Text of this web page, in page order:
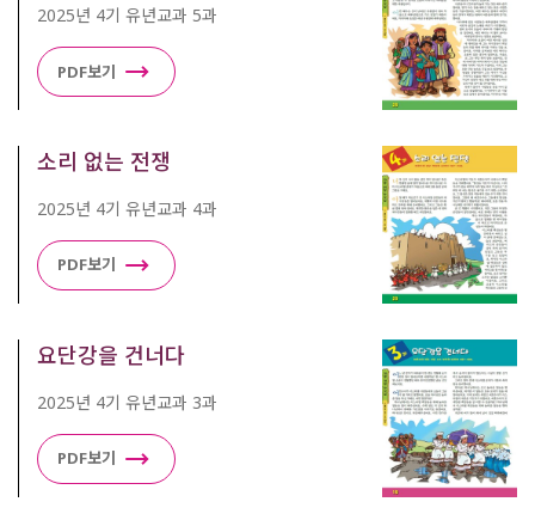
2025년 4기 유년교과 5과
PDF보기
소리 없는 전쟁
2025년 4기 유년교과 4과
PDF보기
요단강을 건너다
2025년 4기 유년교과 3과
PDF보기